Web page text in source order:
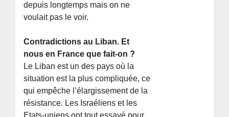
depuis longtemps mais on ne
voulait pas le voir.
Contradictions au Liban. Et
nous en France que fait-on ?
Le Liban est un des pays où la
situation est la plus compliquée, ce
qui empêche l’élargissement de la
résistance. Les Israéliens et les